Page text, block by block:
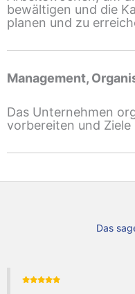
bewältigen und die
planen und zu
Management,
Das Unternehmen
vorbereiten und
Das